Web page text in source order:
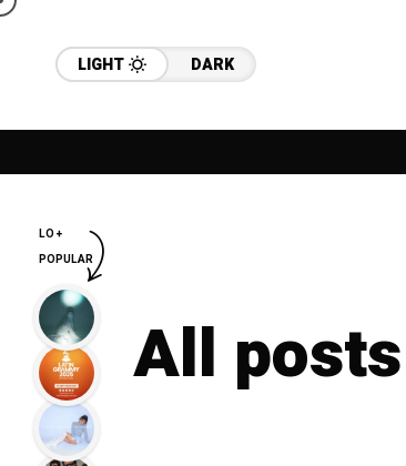
LIGHT DARK
All
LO +
POPULAR